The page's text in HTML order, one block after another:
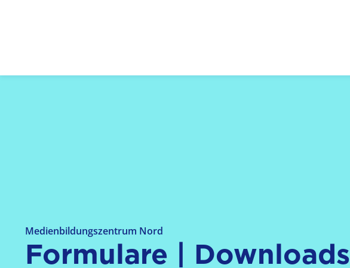
Medienbildungszentrum Nord
Formulare | Downloads